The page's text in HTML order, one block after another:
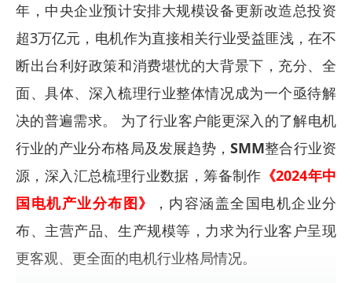
年，中央企业预计安排大规模设备更新改造总投资
超3万亿元，电机作为直接相关行业受益匪浅，在不
断出台利好政策和消费堪忧的大背景下，充分、全
面、具体、深入梳理行业整体情况成为一个亟待解
决的普遍需求。 为了行业客户能更深入的了解电机
行业的产业分布格局及发展趋势， SMM整合行业资
源，深入汇总梳理行业数据，筹备制作 《2024年中
国电机产业分布图》
，内容涵盖全国电机企业分
布、主营产品、生产规模等，力求为行业客户呈现
更客观、更全面的电机行业格局情况。